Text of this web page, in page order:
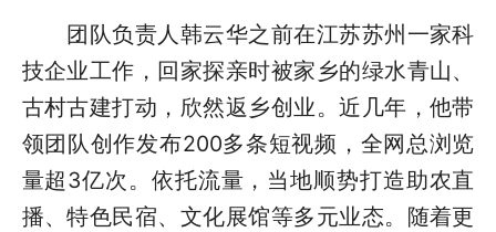
团队负责人韩云华之前在江苏苏州一家科
技企业工作，回家探亲时被家乡的绿水青山、
古村古建打动，欣然返乡创业。近几年，他带
领团队创作发布200多条短视频，全网总浏览
量超3亿次。依托流量，当地顺势打造助农直
播、特色民宿、文化展馆等多元业态。随着更